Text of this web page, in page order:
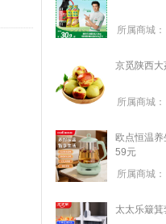
所属商城：
京觅陕西
所属商城：
欧点恒温
59元
所属商城：
太太乐簸